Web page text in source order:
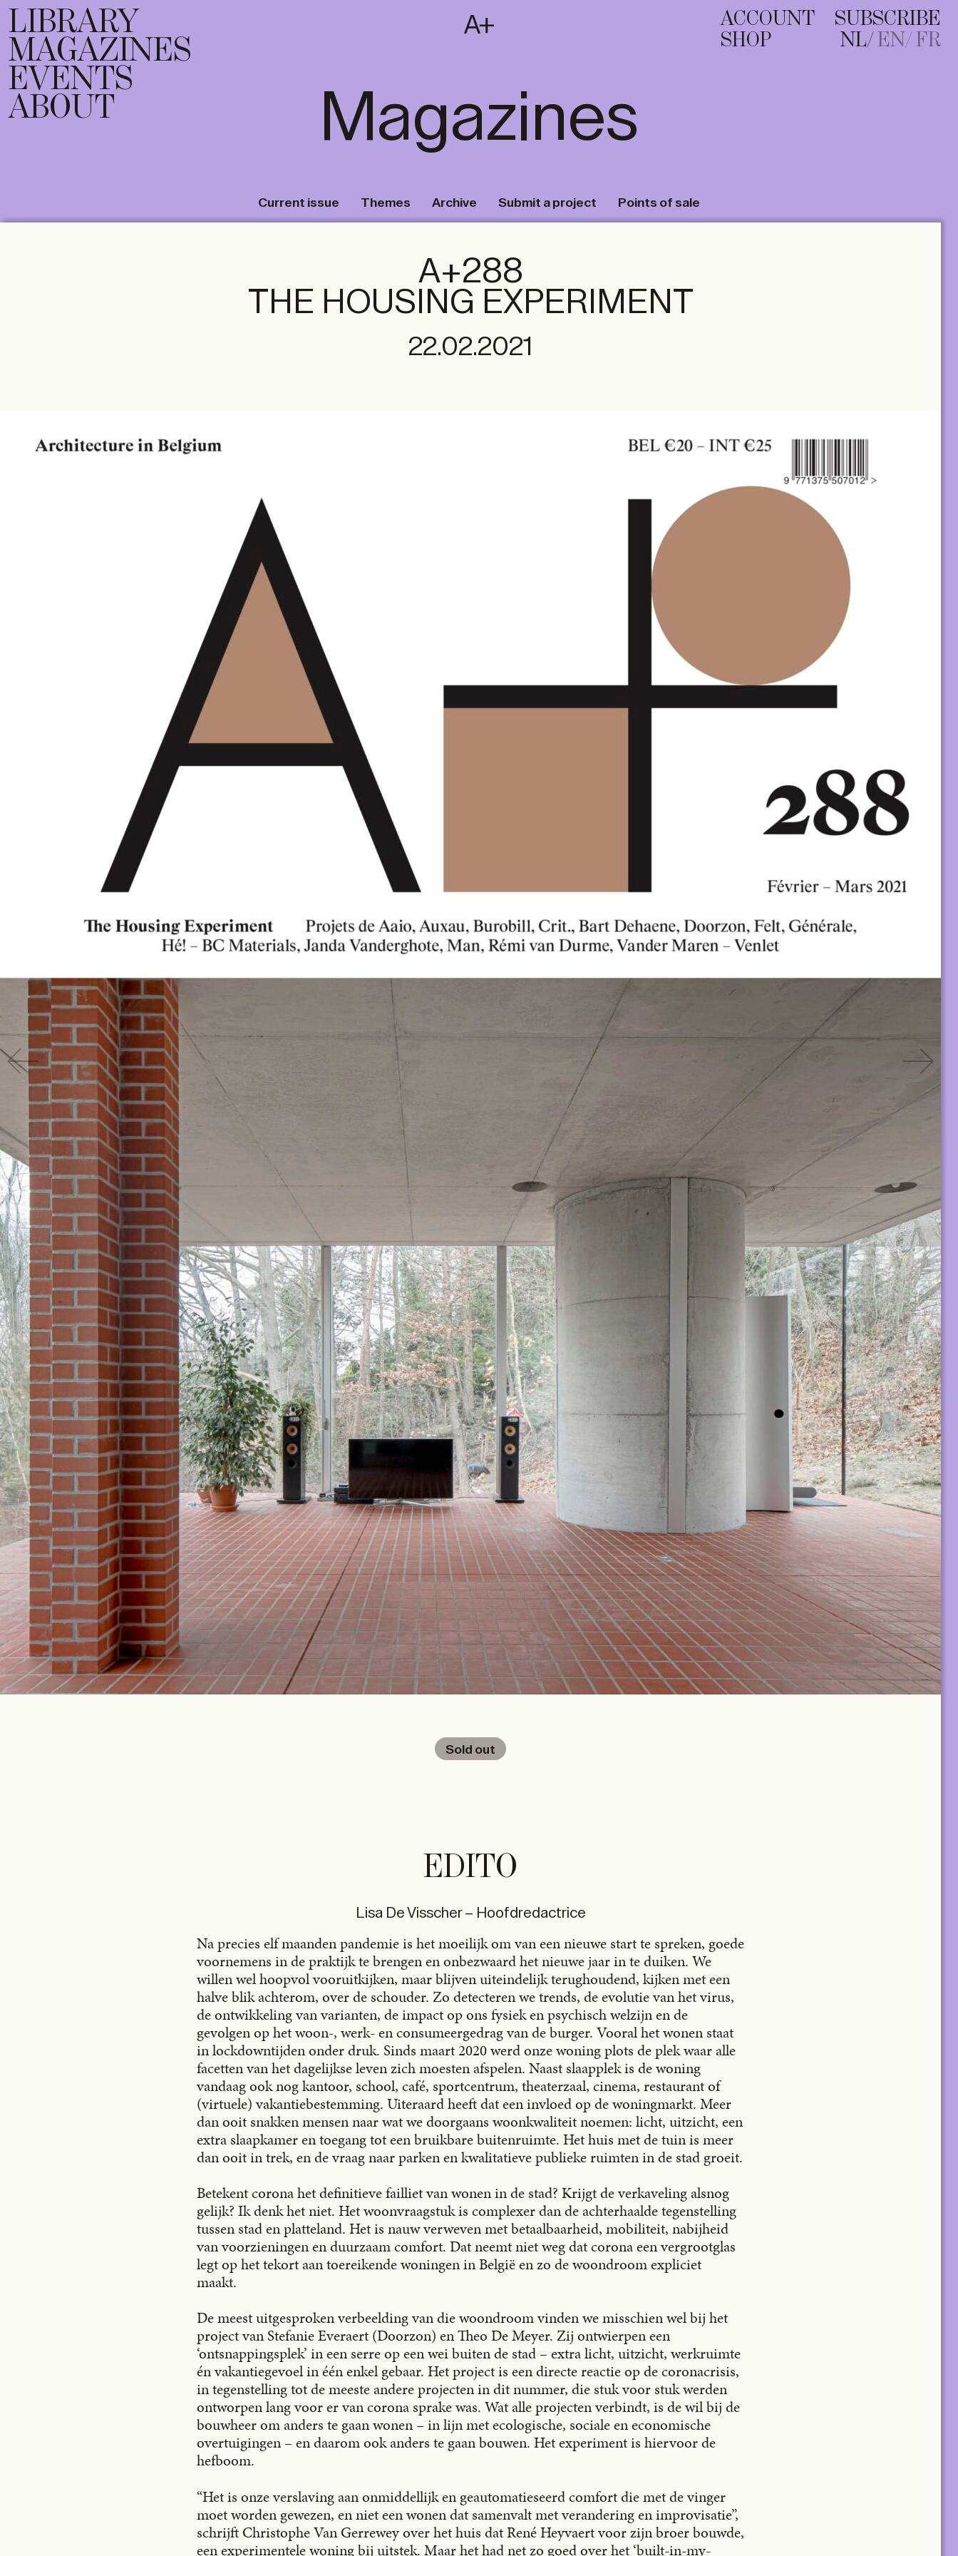
T
FR
LIBRARY
MAGAZINES
EVENTS
ABOUT
ACCOUNT
SHOP
SUBSCRIBE
NL EN FR
Magazines
Current issue Themes Archive Submit a project Points of sale
A+288
THE HOUSING EXPERIMENT
22.02.2021
Sold out
EDITO
Lisa De Visscher – Hoofdredactrice
Na precies elf maanden pandemie is het moeilijk om van een nieuwe start te spreken, goede
voornemens in de praktijk te brengen en onbezwaard het nieuwe jaar in te duiken. We
willen wel hoopvol vooruitkijken, maar blijven uiteindelijk terughoudend, kijken met een
halve blik achterom, over de schouder. Zo detecteren we trends, de evolutie van het virus,
de ontwikkeling van varianten, de impact op ons fysiek en psychisch welzijn en de
gevolgen op het woon-, werk- en consumeergedrag van de burger. Vooral het wonen staat
in lockdowntijden onder druk. Sinds maart 2020 werd onze woning plots de plek waar alle
facetten van het dagelijkse leven zich moesten afspelen. Naast slaapplek is de woning
vandaag ook nog kantoor, school, café, sportcentrum, theaterzaal, cinema, restaurant of
(virtuele) vakantiebestemming. Uiteraard heeft dat een invloed op de woningmarkt. Meer
dan ooit snakken mensen naar wat we doorgaans woonkwaliteit noemen: licht, uitzicht, een
extra slaapkamer en toegang tot een bruikbare buitenruimte. Het huis met de tuin is meer
dan ooit in trek, en de vraag naar parken en kwalitatieve publieke ruimten in de stad groeit.
Betekent corona het definitieve failliet van wonen in de stad? Krijgt de verkaveling alsnog
gelijk? Ik denk het niet. Het woonvraagstuk is complexer dan de achterhaalde tegenstelling
tussen stad en platteland. Het is nauw verweven met betaalbaarheid, mobiliteit, nabijheid
van voorzieningen en duurzaam comfort. Dat neemt niet weg dat corona een vergrootglas
legt op het tekort aan toereikende woningen in België en zo de woondroom expliciet
maakt.
De meest uitgesproken verbeelding van die woondroom vinden we misschien wel bij het
project van Stefanie Everaert (Doorzon) en Theo De Meyer. Zij ontwierpen een
‘ontsnappingsplek’ in een serre op een wei buiten de stad – extra licht, uitzicht, werkruimte
én vakantiegevoel in één enkel gebaar. Het project is een directe reactie op de coronacrisis,
in tegenstelling tot de meeste andere projecten in dit nummer, die stuk voor stuk werden
ontworpen lang voor er van corona sprake was. Wat alle projecten verbindt, is de wil bij de
bouwheer om anders te gaan wonen – in lijn met ecologische, sociale en economische
overtuigingen – en daarom ook anders te gaan bouwen. Het experiment is hiervoor de
hefboom.
“Het is onze verslaving aan onmiddellijk en geautomatieseerd comfort die met de vinger
moet worden gewezen, en niet een wonen dat samenvalt met verandering en improvisatie”,
schrijft Christophe Van Gerrewey over het huis dat René Heyvaert voor zijn broer bouwde,
een experimentele woning bij uitstek. Maar het had net zo goed over het ‘built-in-my-